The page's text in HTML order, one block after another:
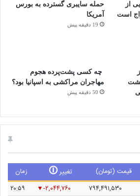
از
است
حمله سایبری گسترده به بورس
آمریکا
19 دقیقه پیش
چه کسی پشت‌پرده هجوم
مهاجران مراکشی به اسپانیا بود؟
50 دقیقه پیش
قیمت (تومان) تغییر🛈
زمان
۷۹۴,۴۹۱,۵۳۰ -۲,۰۴۴,۷۶۰
۲۰:۵۹